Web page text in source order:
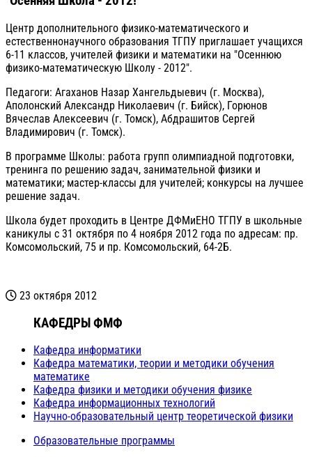
Центр дополнительного физико-математического и
естественнонаучного образования ТГПУ приглашает учащихся
6-11 классов, учителей физики и математики на "Осеннюю
физико-математическую Школу - 2012".
Педагоги: Агаханов Назар Хангельдыевич (г. Москва),
Аполонский Александр Николаевич (г. Бийск), Горюнов
Вячеслав Алексеевич (г. Томск), Абдрашитов Сергей
Владимирович (г. Томск).
В программе Школы: работа групп олимпиадной подготовки,
тренинга по решению задач, занимательной физики и
математики; мастер-классы для учителей; конкурсы на лучшее
решение задач.
Школа будет проходить в Центре ДФМиЕНО ТГПУ в школьные
каникулы с 31 октября по 4 ноября 2012 года по адресам: пр.
Комсомольский, 75 и пр. Комсомольский, 64-2Б.
23 октября 2012
КАФЕДРЫ ФМФ
Кафедра информатики
Кафедра математики, теории и методики обучения
математике
Кафедра физики и методики обучения физике
Кафедра информационных технологий
Научно-образовательный центр теоретической физики
Образовательные программы